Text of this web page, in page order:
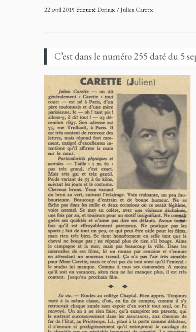
22 avril 2015 étiqueté Doringe/Julien Carette
C’est dans le numéro 255 daté du 5